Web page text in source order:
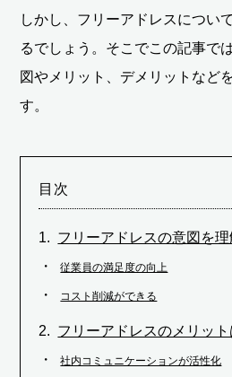
しかし、フリーアドレスについ
るでしょう。そこでこの記事で
図やメリット、デメリットなど
す。
目次
フリーアドレスの意図を理
従業員の満足度の向上
コスト削減ができる
フリーアドレスのメリット
社内コミュニケーションが活性化